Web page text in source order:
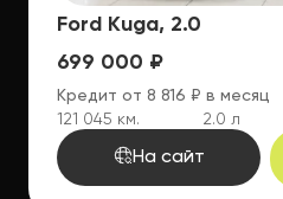
Ford Kuga, 2.0
699 000 ₽
Кредит от 8 816 ₽ в месяц
121 045 км.
2.0 л
На сайт